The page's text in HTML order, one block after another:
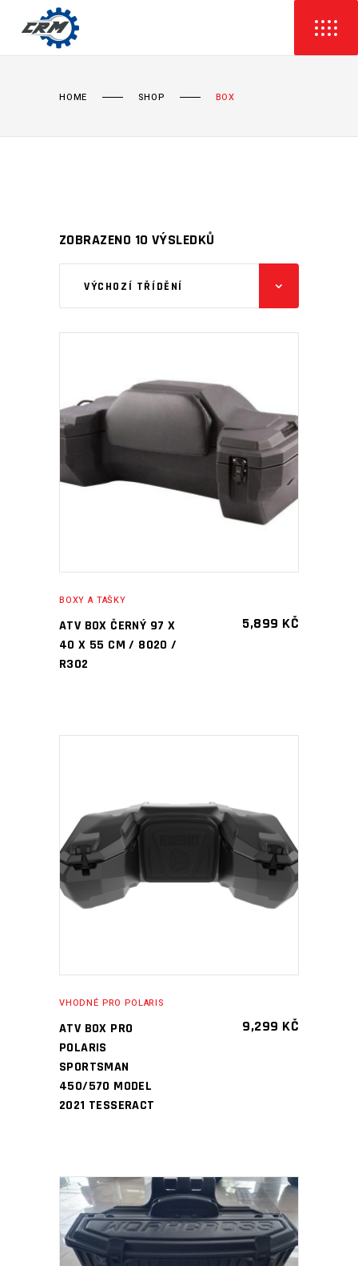
HOME SHOP BOX
ZOBRAZENO 10 VÝSLEDKŮ
VÝCHOZÍ TŘÍDĚNÍ
PŘIDAT DO KOŠÍKU
BOXY A TAŠKY
ATV BOX ČERNÝ 97 X
40 X 55 CM / 8020 /
R302
5,899 KČ
PŘIDAT DO KOŠÍKU
VHODNÉ PRO POLARIS
ATV BOX PRO
POLARIS
SPORTSMAN
450/570 MODEL
2021 TESSERACT
9,299 KČ